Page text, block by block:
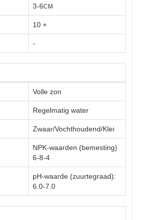
3-6CM
10 +
-
Volle zon
Regelmatig water
Zwaar/Vochthoudend/Klei
NPK-waarden (bemesting)
6-8-4
pH-waarde (zuurtegraad):
6.0-7.0